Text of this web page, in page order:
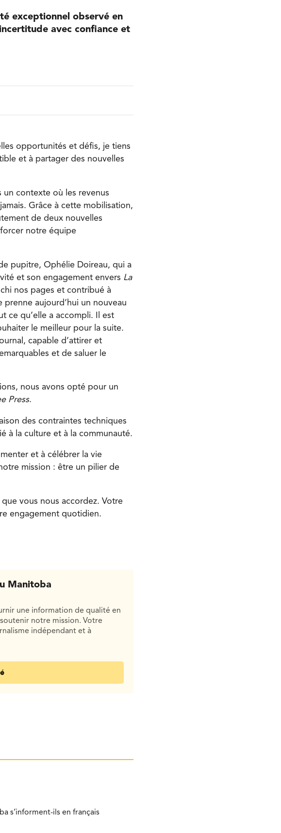
exceptionnel observé en
avec confiance et
opportunités et défis, je tiens
et à partager des nouvelles
un contexte où les revenus
Grâce à cette mobilisation,
de deux nouvelles
notre équipe
pupitre, Ophélie Doireau, qui a
et son engagement envers La
nos pages et contribué à
aujourd’hui un nouveau
ce qu’elle a accompli. Il est
le meilleur pour la suite.
capable d’attirer et
et de saluer le
nous avons opté pour un
Press.
des contraintes techniques
à la culture et à la communauté.
et à célébrer la vie
mission : être un pilier de
vous nous accordez. Votre
engagement quotidien.
Manitoba
une information de qualité en
notre mission. Votre
indépendant et à
s’informent-ils en français